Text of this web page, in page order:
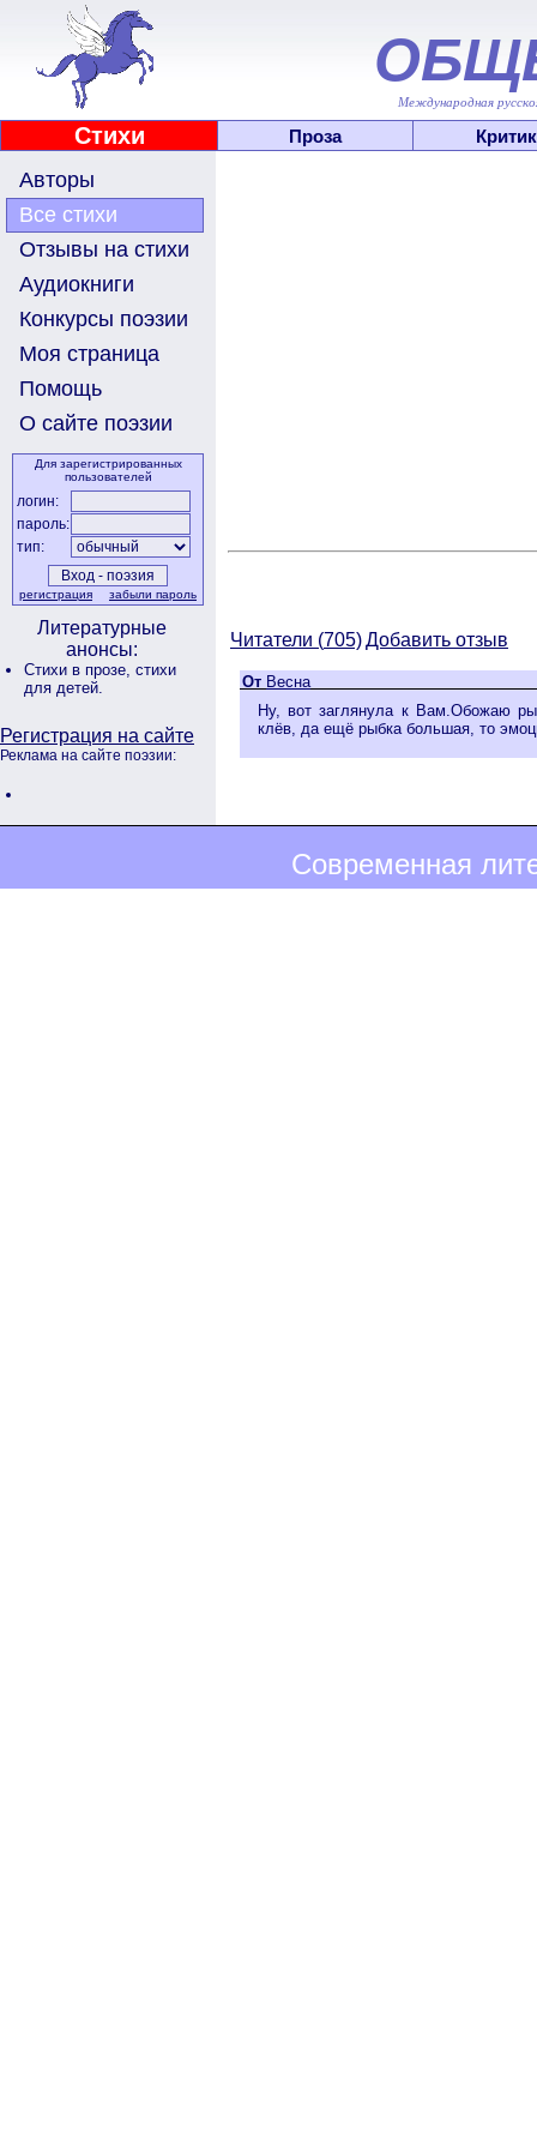
Международная
Стихи Проза
Авторы
Все стихи
Отзывы на стихи
Аудиокниги
Конкурсы поэзии
Моя страница
Помощь
О сайте поэзии
Для зарегистрированных
пользователей
логин:
пароль:
тип:
регистрация забыли пароль
Литературные
анонсы:
Стихи в прозе, стихи
для детей.
Регистрация на сайте
Реклама на сайте поэзии:
Читатели (705)Добавить отзыв
От Весна
Ну, вот заглянула к Вам.Обожаю
клёв, да ещё рыбка большая, то
Современная